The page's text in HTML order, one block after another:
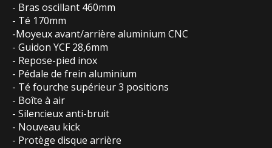
- Bras oscillant 460mm
- Té 170mm
-Moyeux avant/arrière aluminium CNC
- Guidon YCF 28,6mm
- Repose-pied inox
- Pédale de frein aluminium
- Té fourche supérieur 3 positions
- Boîte à air
- Silencieux anti-bruit
- Nouveau kick
- Protège disque arrière